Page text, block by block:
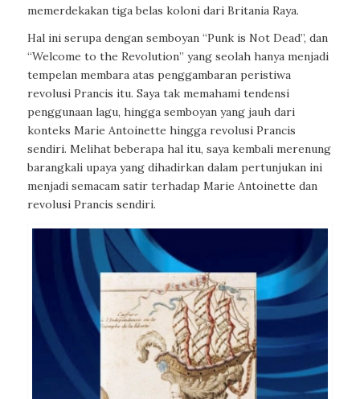
memerdekakan tiga belas koloni dari Britania Raya.
Hal ini serupa dengan semboyan “Punk is Not Dead”, dan
“Welcome to the Revolution” yang seolah hanya menjadi
tempelan membara atas penggambaran peristiwa
revolusi Prancis itu. Saya tak memahami tendensi
penggunaan lagu, hingga semboyan yang jauh dari
konteks Marie Antoinette hingga revolusi Prancis
sendiri. Melihat beberapa hal itu, saya kembali merenung
barangkali upaya yang dihadirkan dalam pertunjukan ini
menjadi semacam satir terhadap Marie Antoinette dan
revolusi Prancis sendiri.